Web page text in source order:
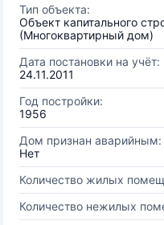
Тип объекта:
Объект капитального
(Многоквартирный дом)
Дата постановки на учёт:
24.11.2011
Год постройки:
1956
Дом признан аварийным:
Нет
Количество жилых
Количество нежилых